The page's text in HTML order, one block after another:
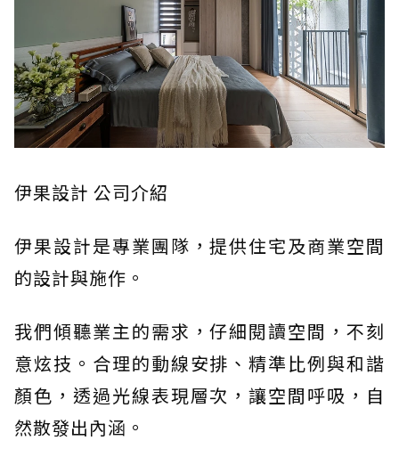
伊果設計 公司介紹
伊果設計是專業團隊，提供住宅及商業空間
的設計與施作。
我們傾聽業主的需求，仔細閱讀空間，不刻
意炫技。合理的動線安排、精準比例與和諧
顏色，透過光線表現層次，讓空間呼吸，自
然散發出內涵。